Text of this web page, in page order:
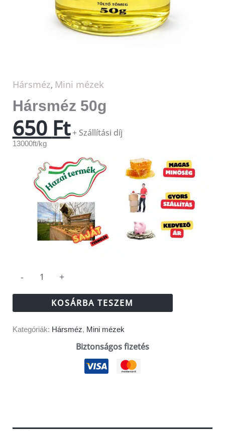
Hársméz, Mini mézek
Hársméz 50g
650 Ft+ Szállítási díj
13000ft/kg
- +
KOSÁRBA TESZEM
Kategóriák: Hársméz, Mini mézek
Biztonságos fizetés